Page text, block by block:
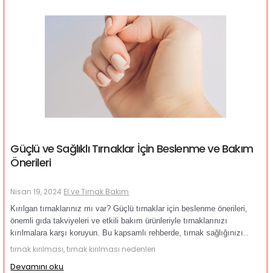
Güçlü ve Sağlıklı Tırnaklar İçin Beslenme ve Bakım
Önerileri
Nisan 19, 2024 El ve Tırnak Bakım
Kırılgan tırnaklarınız mı var? Güçlü tırnaklar için beslenme önerileri,
önemli gıda takviyeleri ve etkili bakım ürünleriyle tırnaklarınızı
kırılmalara karşı koruyun. Bu kapsamlı rehberde, tırnak sağlığınızı
nasıl iyileştireceğinizi keşfedin ve sağlıklı tırnaklara kavuşun!
tırnak kırılması, tırnak kırılması nedenleri
Devamını oku